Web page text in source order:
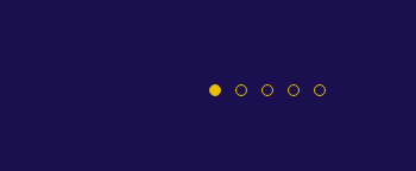
هیأت‌مدیره هلدینگ خلیج فارس را تغییر داد + نامه